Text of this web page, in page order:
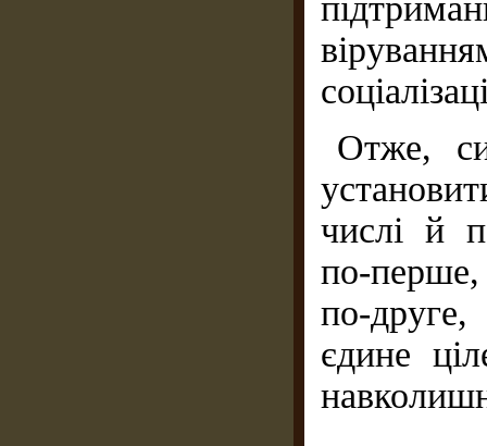
Отже,
числі й
по-перше,
по-
єдине